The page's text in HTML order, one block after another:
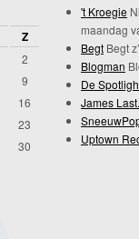
Z
2
9
16
23
30
't Kroegie
maandag
Begt Begt
Blogman
De
James
Uptown